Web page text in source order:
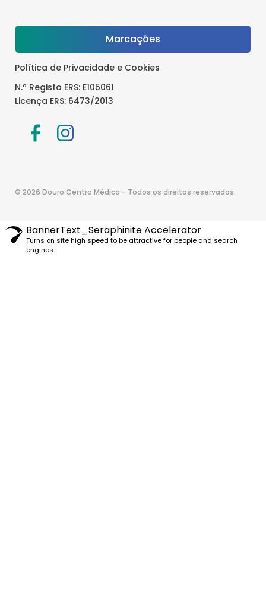
Marcações
Política de Privacidade e Cookies
N.º Registo ERS: E105061
Licença ERS: 6473/2013
© 2026 Douro Centro Médico - Todos os direitos reservados.
BannerText_Seraphinite Accelerator
Turns on site high speed to be attractive for people and search
engines.